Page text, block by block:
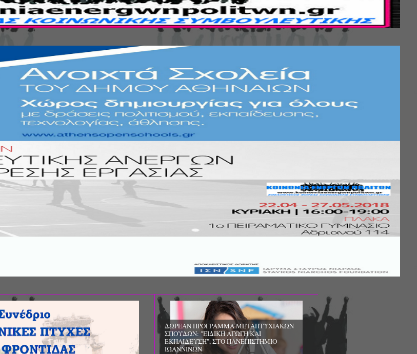
ΔΩΡΕΑΝ ΠΡΟΓΡΑΜΜΑ ΜΕΤΑΠΤΥΧΙΑΚΩΝ
ΣΠΟΥΔΩΝ: "ΕΙΔΙΚΗ ΑΓΩΓΗ ΚΑΙ
ΕΚΠΑΙΔΕΥΣΗ", ΣΤΟ ΠΑΝΕΠΙΣΤΗΜΙΟ
ΙΩΑΝΝΙΝΩΝ